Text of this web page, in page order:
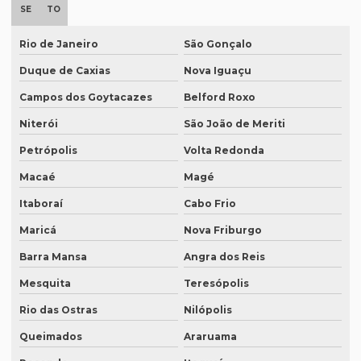
Empresa de degravação de vídeo
Empresa de degravação de vídeo em BH
Empresa de degravação whatsapp
Empresa de degravação whatsapp em curitiba
Empresa de legendagem
Empresa de legendagem de filmes
Empresa de legendagem de filmes em sp
Empresa de legendagem em inglês
Empresa de legendagem sp
Empresa de legendagem de vídeos em espanhol
Empresa que apostila tradução juramentada
SE TO
Rio de Janeiro São Gonçalo
Duque de Caxias Nova Iguaçu
Campos dos Goytacazes Belford Roxo
Niterói São João de Meriti
Petrópolis Volta Redonda
Macaé Magé
Itaboraí Cabo Frio
Maricá Nova Friburgo
Barra Mansa Angra dos Reis
Mesquita Teresópolis
Rio das Ostras Nilópolis
Queimados Araruama